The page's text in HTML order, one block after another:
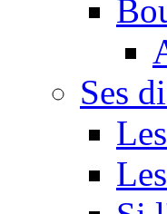
Ses